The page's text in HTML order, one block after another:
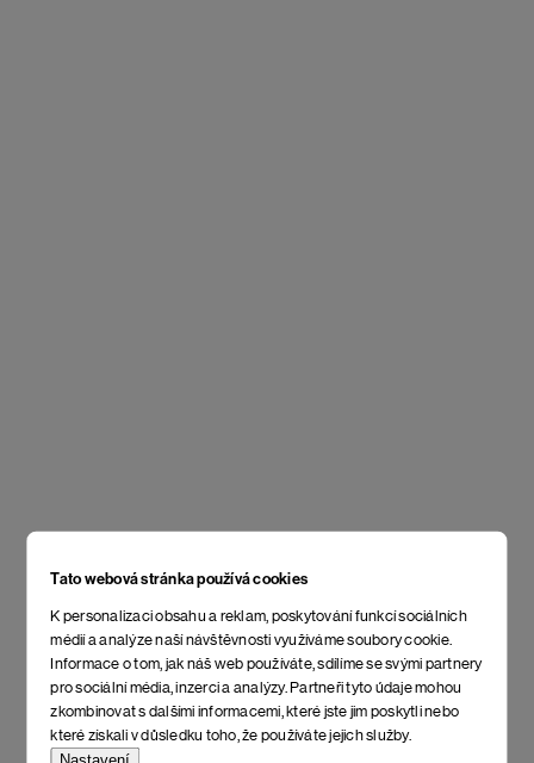
Tato webová stránka používá cookies
K personalizaci obsahu a reklam, poskytování funkcí sociálních
médií a analýze naší návštěvnosti využíváme soubory cookie.
Informace o tom, jak náš web používáte, sdílíme se svými partnery
pro sociální média, inzerci a analýzy. Partneři tyto údaje mohou
zkombinovat s dalšími informacemi, které jste jim poskytli nebo
které získali v důsledku toho, že používáte jejich služby.